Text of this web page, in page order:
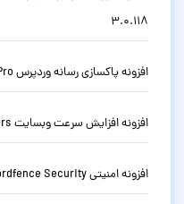
3.0.118
افزونه پاکسازی رسانه وردپرس Media Cleaner Pro نسخه 7.0.8
افزونه افزایش سرعت وبسایت Perfmatters وردپرس نسخه 2.6.6
افزونه امنیتی Wordfence Security وردپرس نسخه 8.1.4